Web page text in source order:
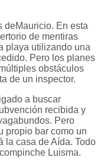
deMauricio. En esta
de mentiras
playa utilizando una
Pero los planes
obstáculos
de un inspector.
a buscar
recibida y
Pero
propio bar como un
la casa de Aída. Todo
Luisma.